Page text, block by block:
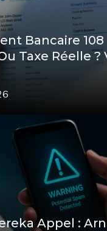
Bancaire 108
Taxe Réelle ?
Appel :